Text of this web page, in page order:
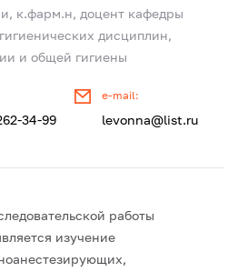
к.фарм.н, доцент кафедры
дисциплин,
и общей гигиены
34-99
e-mail:
levonna@list.ru
работы
изучение